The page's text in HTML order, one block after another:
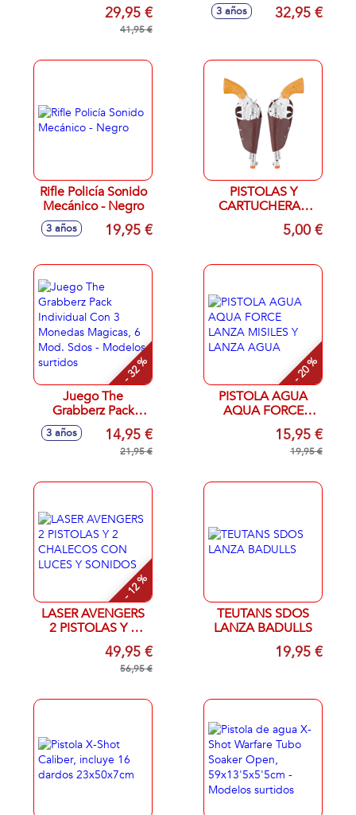
29,95 €
41,95 €
3 años 32,95 €
Rifle Policía Sonido
Mecánico - Negro
3 años 19,95 €
PISTOLAS Y
CARTUCHERAS
GRANDES5,00 €
- 32 %
Juego The
Grabberz Pack
Individual Con 3
Monedas Magicas,
6 Mod. Sdos -
3 años 14,95 €
21,95 €
- 20 %
PISTOLA AGUA
AQUA FORCE
LANZA MISILES Y
LANZA AGUA
15,95 €
19,95 €
- 12 %
LASER AVENGERS
2 PISTOLAS Y 2
CHALECOS CON
LUCES Y SONIDOS
49,95 €
56,95 €
TEUTANS SDOS
LANZA BADULLS
19,95 €